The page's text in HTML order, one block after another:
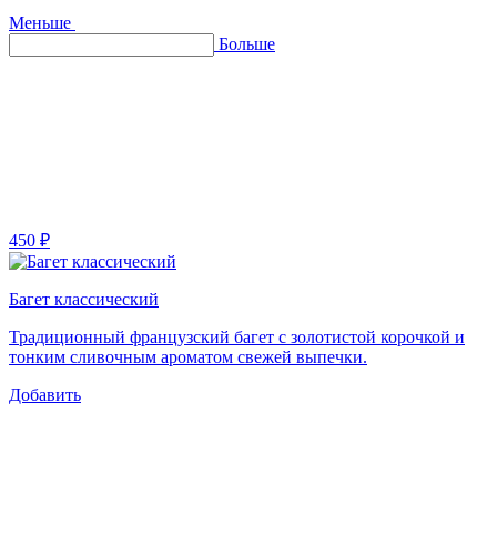
Меньше
Больше
450 ₽
Багет классический
Традиционный французский багет с золотистой корочкой и
тонким сливочным ароматом свежей выпечки.
Добавить